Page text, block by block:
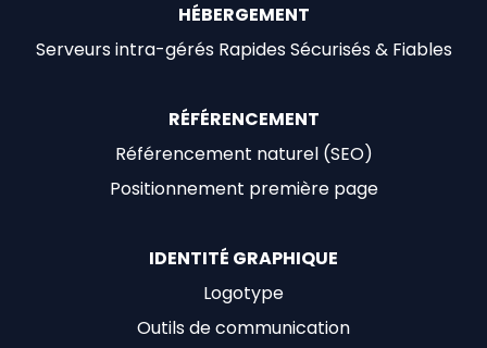
HÉBERGEMENT
Serveurs intra-gérés Rapides Sécurisés & Fiables
RÉFÉRENCEMENT
Référencement naturel (SEO)
Positionnement première page
IDENTITÉ GRAPHIQUE
Logotype
Outils de communication